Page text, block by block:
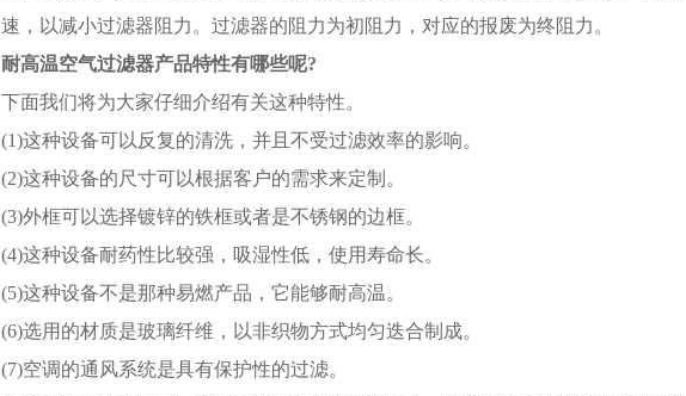
速，以减小过滤器阻力。过滤器的阻力为初阻力，对应的报废为终阻力。
耐高温空气过滤器产品特性有哪些呢?
下面我们将为大家仔细介绍有关这种特性。
(1)这种设备可以反复的清洗，并且不受过滤效率的影响。
(2)这种设备的尺寸可以根据客户的需求来定制。
(3)外框可以选择镀锌的铁框或者是不锈钢的边框。
(4)这种设备耐药性比较强，吸湿性低，使用寿命长。
(5)这种设备不是那种易燃产品，它能够耐高温。
(6)选用的材质是玻璃纤维，以非织物方式均匀迭合制成。
(7)空调的通风系统是具有保护性的过滤。